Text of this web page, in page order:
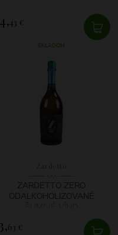
43 €
SKLADOM
ZARDETTO ZERO
ODALKOHOLIZOVANÉ
63 €